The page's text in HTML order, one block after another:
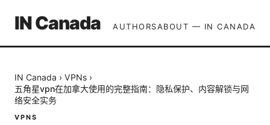
IN Canada AUTHORSABOUT — IN CANADA
IN Canada › VPNs ›
五角星vpn在加拿大使用的完整指南：隐私保护、内容解锁与网
络安全实务
VPNS